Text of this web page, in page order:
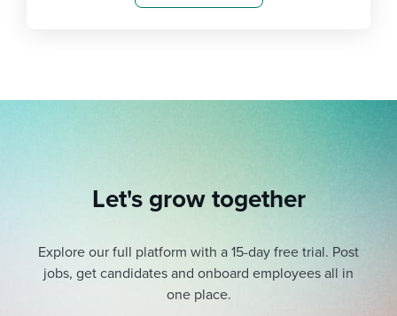
Let's grow together
Explore our full platform with a 15-day free trial. Post
jobs, get candidates and onboard employees all in
one place.